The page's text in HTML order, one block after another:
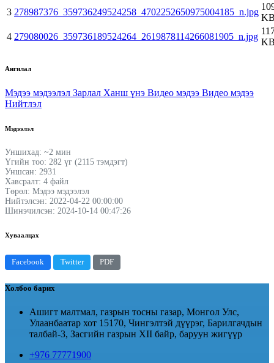
3 278987376_359736249524258_4702252650975004185_n.jpg
4 279080026_359736189524264_2619878114266081905_n.jpg
Ангилал
Мэдээ мэдээлэл Зарлал Ханш үнэ Видео мэдээ Видео мэдээ
Нийтлэл
Мэдээлэл
Уншихад: ~2 мин
Үгийн тоо: 282 үг (2115 тэмдэгт)
Уншсан: 2931
Хавсралт: 4 файл
Төрөл: Мэдээ мэдээлэл
Нийтэлсэн: 2022-04-22 00:00:00
Шинэчилсэн: 2024-10-14 00:47:26
Хуваалцах
Facebook Twitter PDF
Холбоо барих
Ашигт малтмал, газрын тосны газар, Монгол Улс,
Улаанбаатар хот 15170, Чингэлтэй дүүрэг, Барилгачдын
талбай-3, Засгийн газрын XII байр, баруун жигүүр
+976 77771900